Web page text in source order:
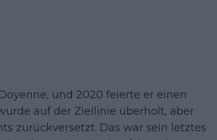
und 2020 feierte er einen
auf der Ziellinie überholt, aber
zurückversetzt. Das war sein letztes